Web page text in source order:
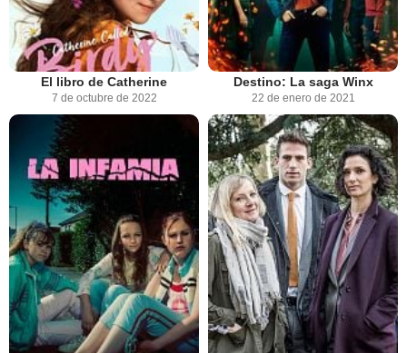
El libro de Catherine
7 de octubre de 2022
Destino: La saga Winx
22 de enero de 2021